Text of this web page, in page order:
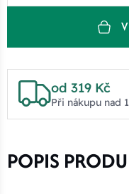
od 319 Kč
Při nákupu nad
POPIS